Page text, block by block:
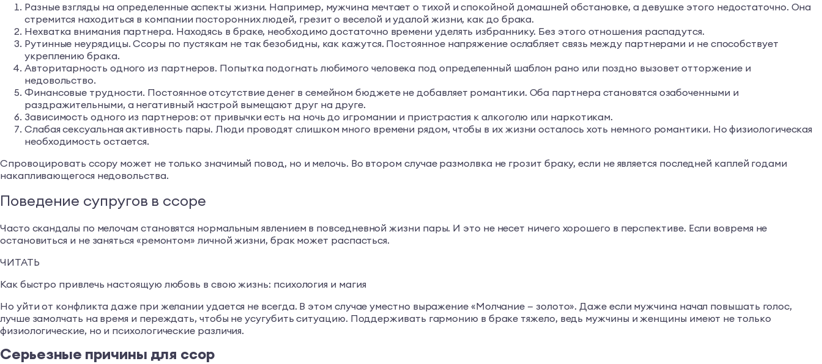
Разные взгляды на определенные аспекты жизни. Например, мужчина мечтает о тихой и спокойной домашней обстановке, а девушке этого недостаточно. Она
стремится находиться в компании посторонних людей, грезит о веселой и удалой жизни, как до брака.
Нехватка внимания партнера. Находясь в браке, необходимо достаточно времени уделять избраннику. Без этого отношения распадутся.
Рутинные неурядицы. Ссоры по пустякам не так безобидны, как кажутся. Постоянное напряжение ослабляет связь между партнерами и не способствует
укреплению брака.
Авторитарность одного из партнеров. Попытка подогнать любимого человека под определенный шаблон рано или поздно вызовет отторжение и
недовольство.
Финансовые трудности. Постоянное отсутствие денег в семейном бюджете не добавляет романтики. Оба партнера становятся озабоченными и
раздражительными, а негативный настрой вымещают друг на друге.
Зависимость одного из партнеров: от привычки есть на ночь до игромании и пристрастия к алкоголю или наркотикам.
Слабая сексуальная активность пары. Люди проводят слишком много времени рядом, чтобы в их жизни осталось хоть немного романтики. Но физиологическая
необходимость остается.
Спровоцировать ссору может не только значимый повод, но и мелочь. Во втором случае размолвка не грозит браку, если не является последней каплей годами
накапливающегося недовольства.
Поведение супругов в ссоре
Часто скандалы по мелочам становятся нормальным явлением в повседневной жизни пары. И это не несет ничего хорошего в перспективе. Если вовремя не
остановиться и не заняться «ремонтом» личной жизни, брак может распасться.
ЧИТАТЬ
Как быстро привлечь настоящую любовь в свою жизнь: психология и магия
Но уйти от конфликта даже при желании удается не всегда. В этом случае уместно выражение «Молчание — золото». Даже если мужчина начал повышать голос,
лучше замолчать на время и переждать, чтобы не усугубить ситуацию. Поддерживать гармонию в браке тяжело, ведь мужчины и женщины имеют не только
физиологические, но и психологические различия.
Серьезные причины для ссор